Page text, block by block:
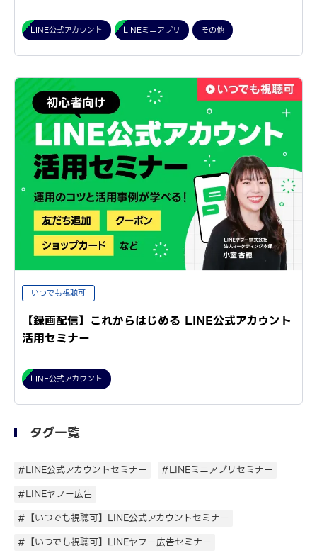
LINE公式アカウント LINEミニアプリ その他
いつでも視聴可
【録画配信】これからはじめる LINE公式アカウント
活用セミナー
LINE公式アカウント
タグ一覧
#LINE公式アカウントセミナー
#LINEミニアプリセミナー
#LINEヤフー広告
#【いつでも視聴可】LINE公式アカウントセミナー
#【いつでも視聴可】LINEヤフー広告セミナー